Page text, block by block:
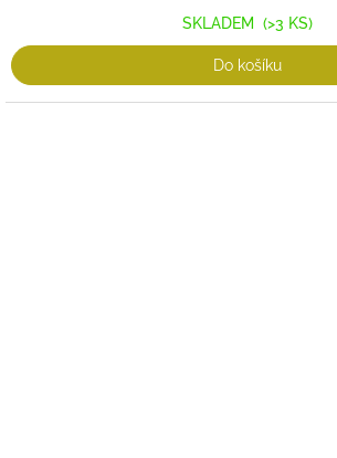
SKLADEM (>3 KS)
Do košíku